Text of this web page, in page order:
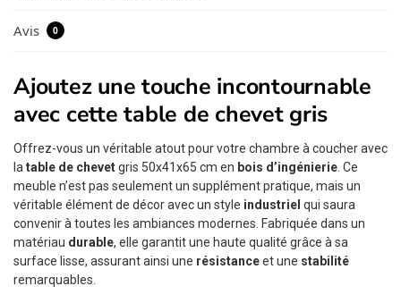
Avis 0
Ajoutez une touche incontournable
avec cette table de chevet gris
Offrez-vous un véritable atout pour votre chambre à coucher avec
la table de chevetgris 50x41x65 cm en bois d’ingénierie . Ce
meuble n’est pas seulement un supplément pratique, mais un
véritable élément de décor avec un style industriel qui saura
convenir à toutes les ambiances modernes. Fabriquée dans un
matériau durable, elle garantit une haute qualité grâce à sa
surface lisse, assurant ainsi une résistanceet une stabilité
remarquables.